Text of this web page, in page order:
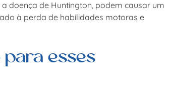
doença de Huntington, podem causar um
à perda de habilidades motoras e
para esses